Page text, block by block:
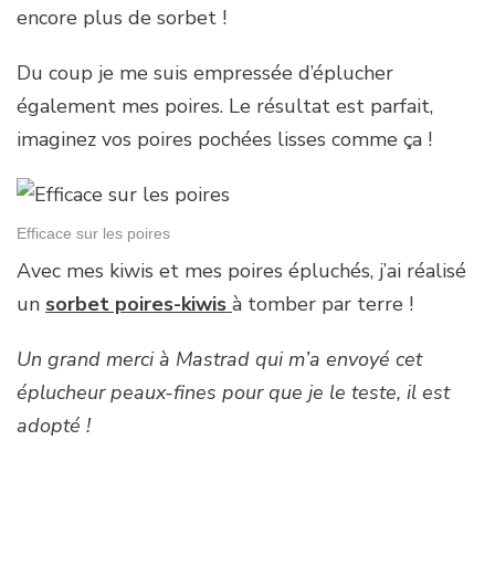
encore plus de sorbet !
Du coup je me suis empressée d’éplucher
également mes poires. Le résultat est parfait,
imaginez vos poires pochées lisses comme ça !
Efficace sur les poires
Avec mes kiwis et mes poires épluchés, j’ai réalisé
un sorbet poires-kiwis à tomber par terre !
Un grand merci à Mastrad qui m’a envoyé cet
éplucheur peaux-fines pour que je le teste, il est
adopté !